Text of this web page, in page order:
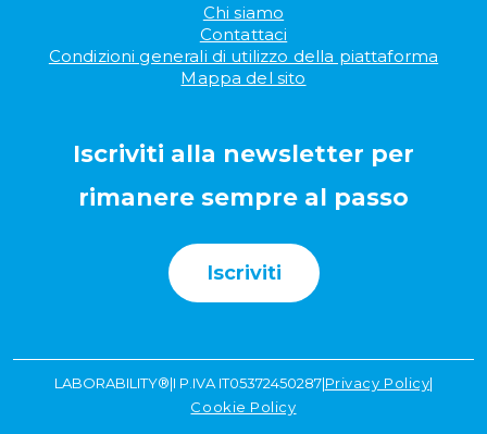
Chi siamo
Contattaci
Condizioni generali di utilizzo della piattaforma
Mappa del sito
Iscriviti alla newsletter per
rimanere sempre al passo
Iscriviti
LABORABILITY®|I P.IVA IT05372450287|Privacy Policy|
Cookie Policy